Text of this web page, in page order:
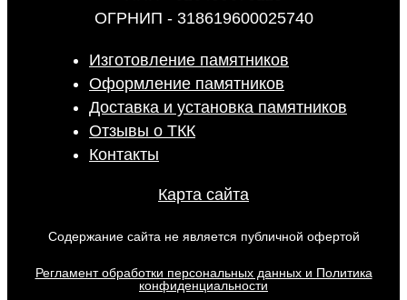
ОГРНИП - 318619600025740
Изготовление памятников
Оформление памятников
Доставка и установка памятников
Отзывы о ТКК
Контакты
Карта сайта
Содержание сайта не является публичной офертой
Регламент обработки персональных данных и Политика
конфиденциальности